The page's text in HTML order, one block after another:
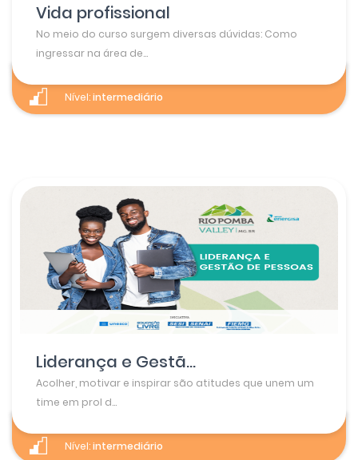
Vida profissional
No meio do curso surgem diversas dúvidas: Como
ingressar na área de...
Nível:intermediário
Liderança e Gestã...
Acolher, motivar e inspirar são atitudes que unem um
time em prol d...
Nível:intermediário